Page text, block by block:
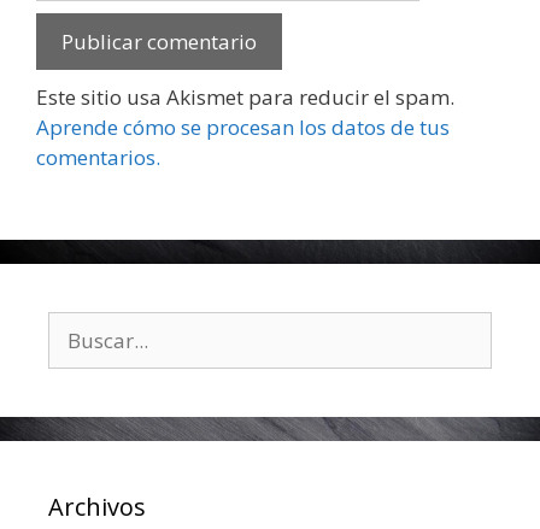
Este sitio usa Akismet para reducir el spam.
Aprende cómo se procesan los datos de tus
comentarios.
Archivos